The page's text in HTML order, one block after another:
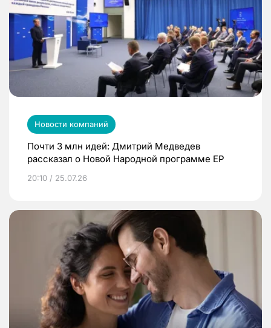
Новости компаний
Почти 3 млн идей: Дмитрий Медведев
рассказал о Новой Народной программе ЕР
20:10 / 25.07.26